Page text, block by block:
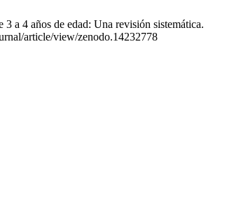
a 4 años de edad: Una revisión sistemática.
article/view/zenodo.14232778